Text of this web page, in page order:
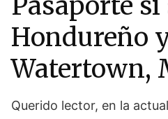
Hondureño
Watertown,
Querido lector, en la